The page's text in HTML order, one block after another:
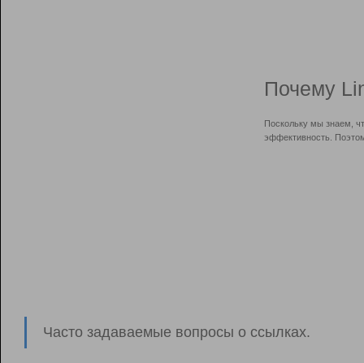
Почему
Поскольку мы знаем,
эффективность.
Часто задаваемые вопросы о ссылках.